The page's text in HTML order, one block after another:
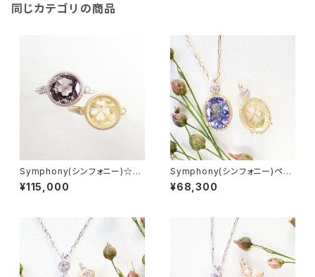
同じカテゴリの商品
Symphony(シンフォニー)☆ラ
ウンドカット★お石を預り空枠よ
り製作依頼(サイズ問わず制作可
¥115,000
Symphony(シンフォニー)ペン
ダントトップ☆オーバルカット★
お石を預り空枠より製作依頼(サ
¥68,300